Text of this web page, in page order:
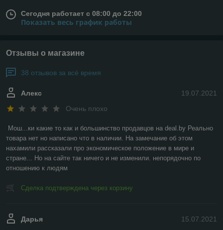
Сегодня работает с 08:00 до 22:00
Показать весь график работы
Отзывы о магазине
38 отзывов за всё время
19.07.2021
Алекс
Очень плохо
Мош...ки какие то как и большинство продавцов на deal.by Реально
товара нет но написано что в наличии. На замечание об этом
нахамили рассказали про экономическое положение в мире и
стране... Но на сайте так ничего и не изменили. непорядочно по
отношению к людям
Сделка подтверждена через корзину
15.07.2021
Дарья